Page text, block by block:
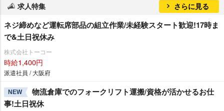
求人特集 さらに見る
ネジ締めなど運転席部品の組立作業/未経験スタート歓迎!17時ま
で&土日祝休み
株式会社トーコー
時給1,400円
派遣社員 / 大阪府
NEW
物流倉庫でのフォークリフト運搬/資格が活かせるお仕
事!土日祝休